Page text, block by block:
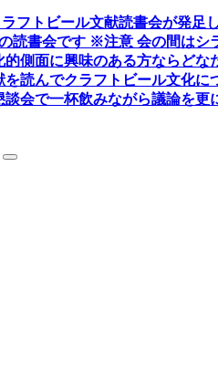
フトビール文献読書会が発足
読書会です ※注意 会の間はシ
的側面に興味のある方ならどな
を読んでクラフトビール文化に
談会で一杯飲みながら議論を更
検